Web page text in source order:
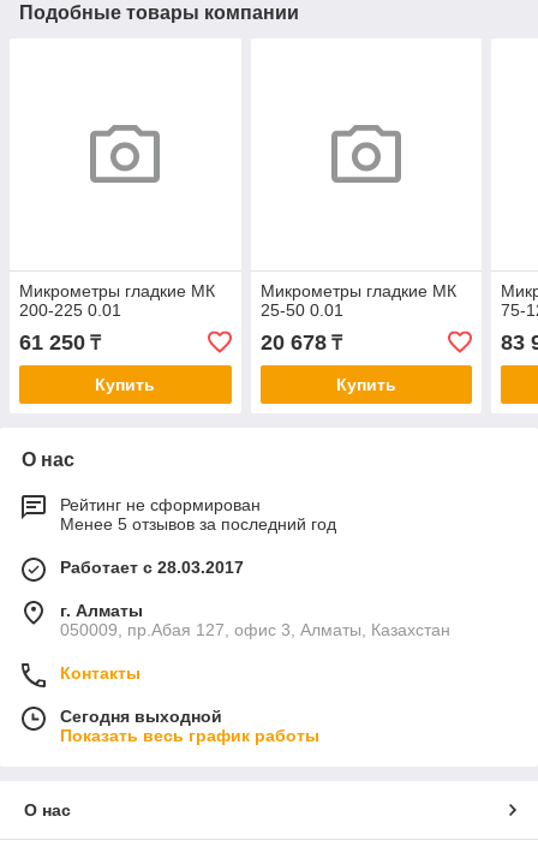
Подобные товары компании
Микрометры гладкие МК
200-225 0.01
61 250 ₸
Купить
Микрометры гладкие МК
25-50 0.01
20 678₸
Купить
75-
83
О нас
Рейтинг не сформирован
Менее 5 отзывов за последний год
Работает с 28.03.2017
г. Алматы
050009, пр.Абая 127, офис 3, Алматы, Казахстан
Контакты
Сегодня выходной
Показать весь график работы
О нас